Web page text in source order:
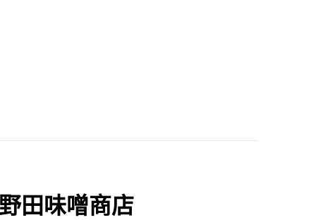
田味噌商店